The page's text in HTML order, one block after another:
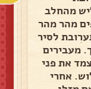
מהחלב
מהר מהר
לסיר
מעבירים
את פני
אחרי